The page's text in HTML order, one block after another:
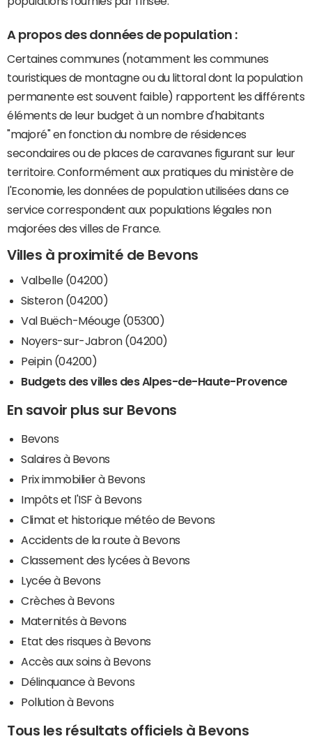
A propos des données de population :
Certaines communes (notamment les communes
touristiques de montagne ou du littoral dont la population
permanente est souvent faible) rapportent les différents
éléments de leur budget à un nombre d'habitants
"majoré" en fonction du nombre de résidences
secondaires ou de places de caravanes figurant sur leur
territoire. Conformément aux pratiques du ministère de
l'Economie, les données de population utilisées dans ce
service correspondent aux populations légales non
majorées des villes de France.
Villes à proximité de Bevons
Valbelle (04200)
Sisteron (04200)
Val Buëch-Méouge (05300)
Noyers-sur-Jabron (04200)
Peipin (04200)
Budgets des villes des Alpes-de-Haute-Provence
En savoir plus sur Bevons
Bevons
Salaires à Bevons
Prix immobilier à Bevons
Impôts et l'ISF à Bevons
Climat et historique météo de Bevons
Accidents de la route à Bevons
Classement des lycées à Bevons
Lycée à Bevons
Crèches à Bevons
Maternités à Bevons
Etat des risques à Bevons
Accès aux soins à Bevons
Délinquance à Bevons
Pollution à Bevons
Tous les résultats officiels à Bevons